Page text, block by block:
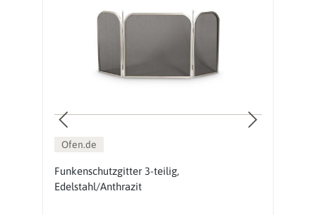
Ofen.de
Funkenschutzgitter 3-teilig,
Edelstahl/Anthrazit